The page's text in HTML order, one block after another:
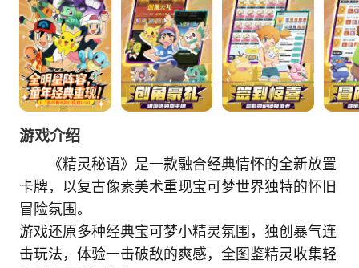
游戏介绍
《精灵秘语》是一款融合经典情怀的全新放置
卡牌，以复古像素美术重现宝可梦世界独特的怀旧
冒险氛围。
游戏还原多种经典宝可梦小精灵氛围，独创暴气连
击玩法，体验一击破敌的爽感，全图鉴精灵收集轻